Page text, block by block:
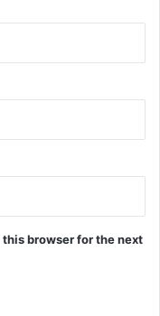
browser for the next